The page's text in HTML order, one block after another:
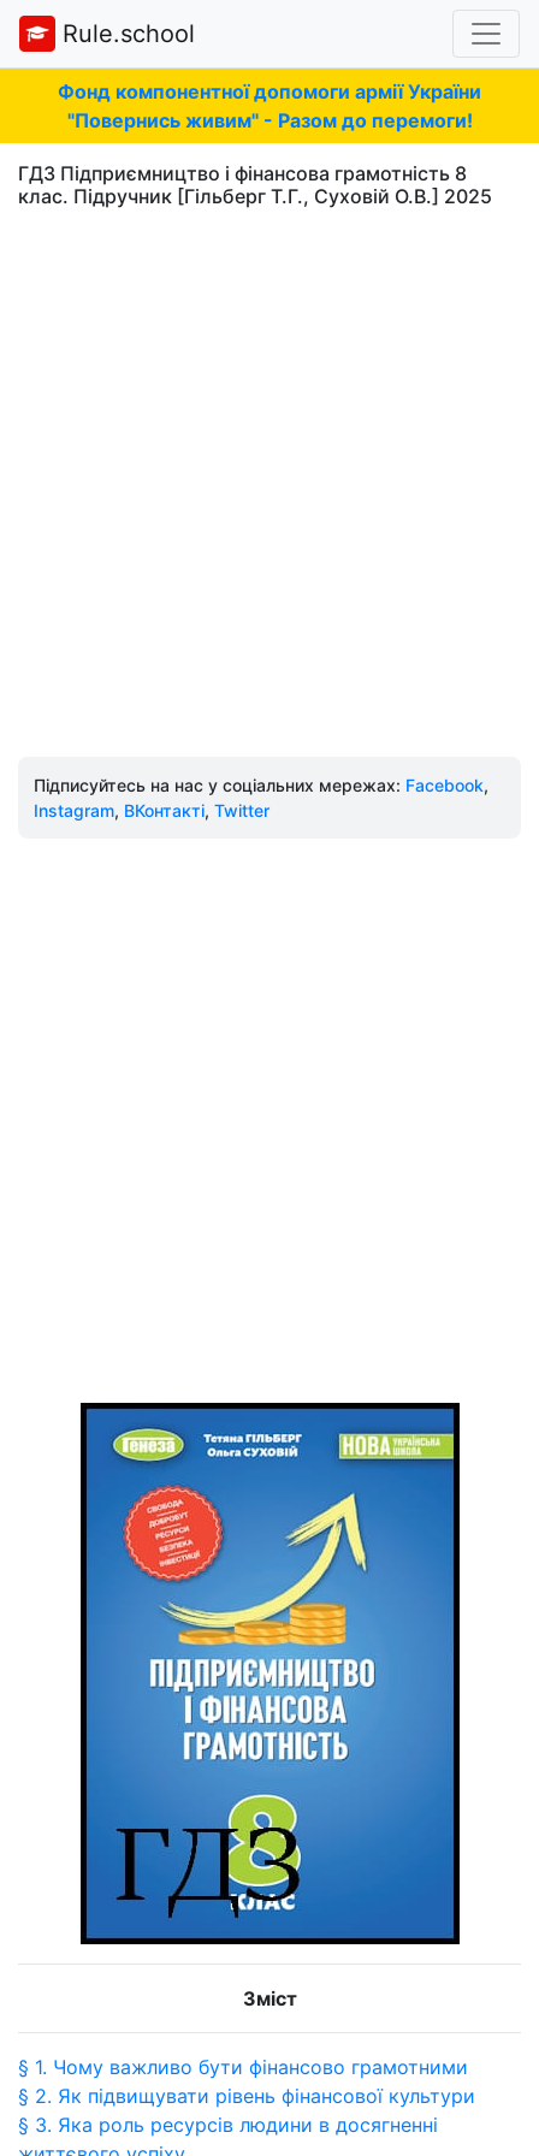
Rule.school
Фонд компонентної допомоги армії України
"Повернись живим" - Разом до перемоги!
ГДЗ Підприємництво і фінансова грамотність 8
клас. Підручник [Гільберг Т.Г., Суховій О.В.] 2025
Підписуйтесь на нас у соціальних мережах: Facebook,
Instagram, ВКонтакті, Twitter
Зміст
§ 1. Чому важливо бути фінансово грамотними
§ 2. Як підвищувати рівень фінансової культури
§ 3. Яка роль ресурсів людини в досягненні